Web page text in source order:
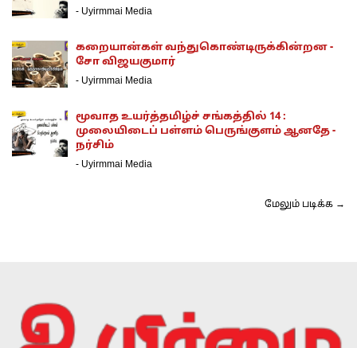
- Uyirmmai Media
கறையான்கள் வந்துகொண்டிருக்கின்றன -
சோ விஜயகுமார்
- Uyirmmai Media
மூவாத உயர்த்தமிழ்ச் சங்கத்தில் 14 :
முலையிடைப் பள்ளம் பெருங்குளம் ஆனதே -
நர்சிம்
- Uyirmmai Media
மேலும் படிக்க →